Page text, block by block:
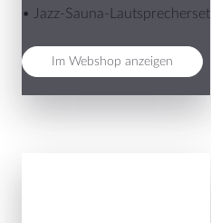
• Jazz-Sauna-Lautsprecherset
Im Webshop anzeigen